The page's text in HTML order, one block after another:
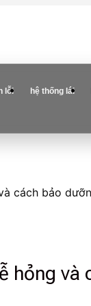
lỗi hệ thống lái
cách bảo
hỏng và